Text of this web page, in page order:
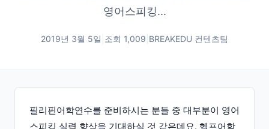
영어스피킹...
2019년 3월 5일 조회 1,009 BREAKEDU 컨텐츠팀
필리핀어학연수를 준비하시는 분들 중 대부분이 영어
스피킹 실력 향상을 기대하실 것 같은데요. 헬프어학